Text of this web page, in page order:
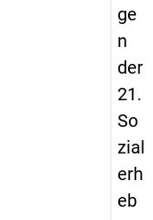
ge
n
der
21.
So
zial
erh
eb